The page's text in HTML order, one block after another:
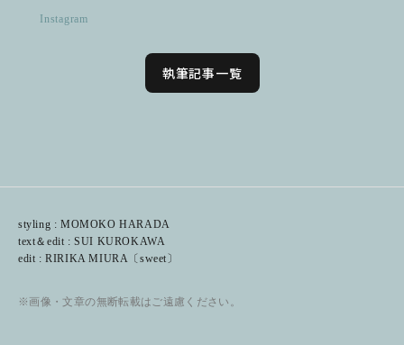
Instagram
執筆記事一覧
styling : MOMOKO HARADA
text＆edit : SUI KUROKAWA
edit : RIRIKA MIURA〔sweet〕
※画像・文章の無断転載はご遠慮ください。